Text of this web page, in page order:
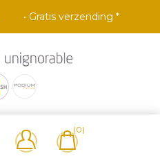
• Gratis verzending *
(0)